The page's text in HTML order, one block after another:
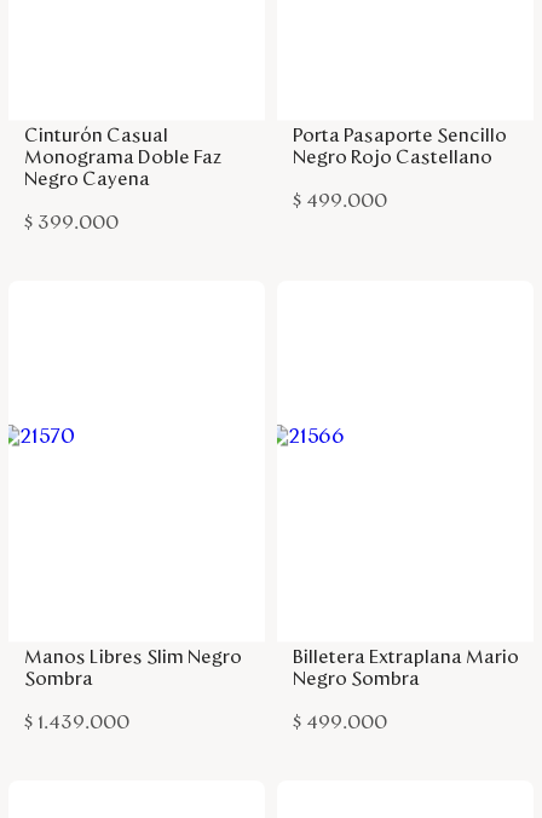
Cinturón Casual
Monograma Doble Faz
Negro Cayena
$ 399.000
Porta Pasaporte Sencillo
Negro Rojo Castellano
$ 499.000
Manos Libres Slim Negro
Sombra
$ 1.439.000
Billetera Extraplana Mario
Negro Sombra
$ 499.000